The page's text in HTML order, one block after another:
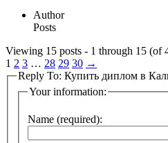
Author
Posts
Viewing 15 posts - 1 through 15 (of
1 2 3 … 28 29 30 →
Reply To: Купить диплом в
Your information:
Name (required):